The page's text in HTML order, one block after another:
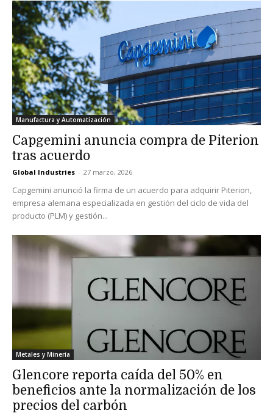
Manufactura y Automatización
Capgemini anuncia compra de Piterion
tras acuerdo
Global Industries - 27 marzo, 2026
Capgemini anunció la firma de un acuerdo para adquirir Piterion,
empresa alemana especializada en gestión del ciclo de vida del
producto (PLM) y gestión...
Metales y Minería
Glencore reporta caída del 50% en
beneficios ante la normalización de los
precios del carbón